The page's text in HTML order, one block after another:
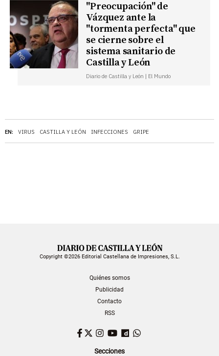
EN: VIRUS CASTILLA Y LEÓN INFECCIONES GRIPE
"Preocupación" de
Vázquez ante la
"tormenta perfecta" que
se cierne sobre el
sistema sanitario de
Castilla y León
Diario de Castilla y León | El Mundo
Copyright ©2026 Editorial Castellana de Impresiones, S.L.
Quiénes somos
Publicidad
Contacto
RSS
Facebook
TwitterInstagram
YouTubeDailymotion
Secciones